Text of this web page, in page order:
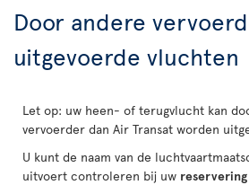
Door andere
uitgevoerde vluchten
Let op: uw heen- of terugvlucht kan
vervoerder dan Air Transat worden
U kunt de naam van de
uitvoert controleren bij uw reservering